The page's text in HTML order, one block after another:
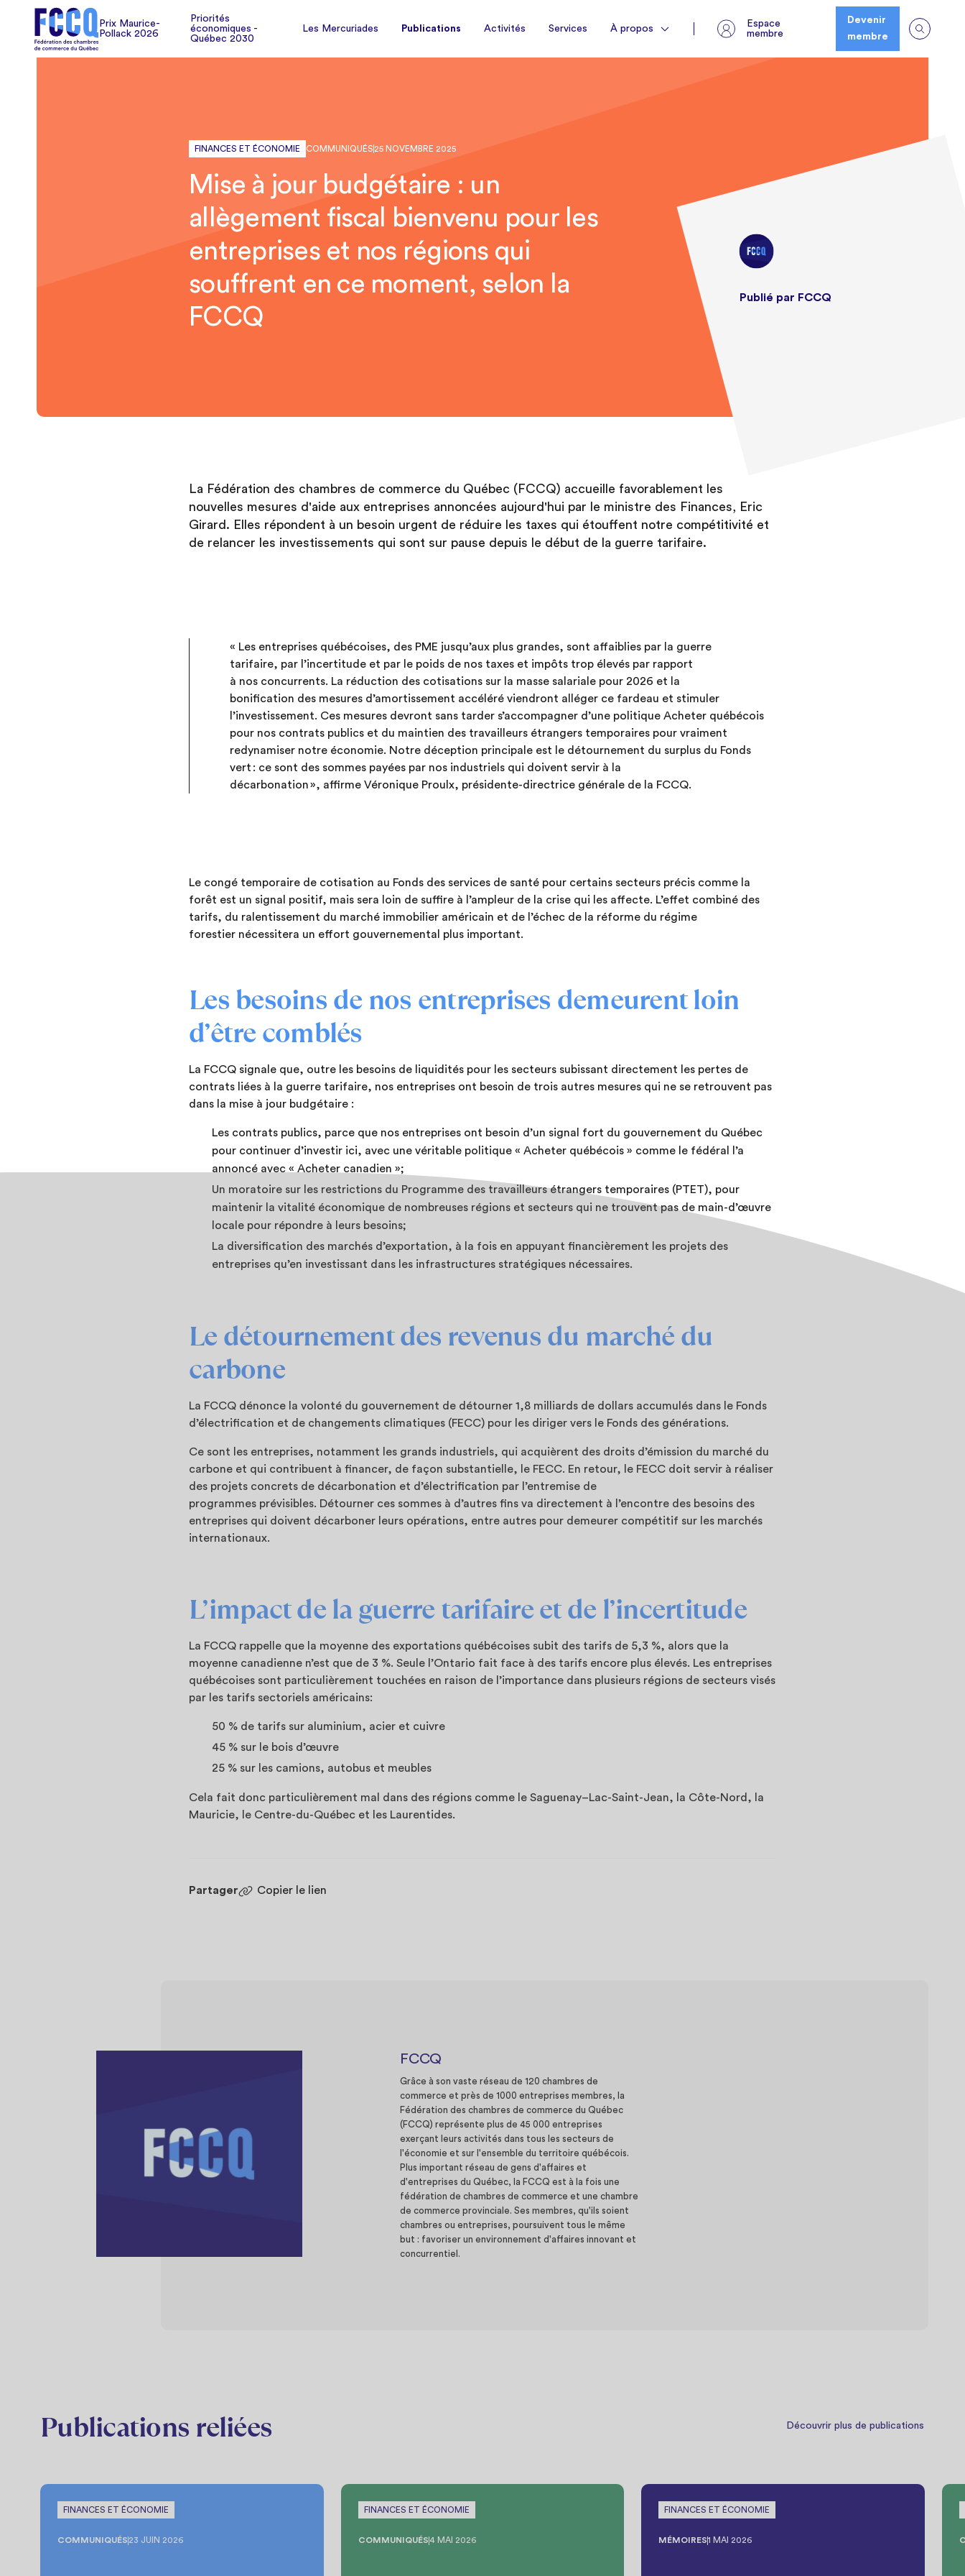
Prix Maurice-
Pollack 2026
Priorités
économiques -
Québec 2030
Les Mercuriades
Publications
Activités
Services
À propos
Espace
membre
Devenir
membre
FINANCES ET ÉCONOMIE COMMUNIQUÉS 25 NOVEMBRE 2025
Mise à jour budgétaire : un
allègement fiscal bienvenu pour les
entreprises et nos régions qui
souffrent en ce moment, selon la
FCCQ
Publié par FCCQ
La Fédération des chambres de commerce du Québec (FCCQ) accueille favorablement les
nouvelles mesures d'aide aux entreprises annoncées aujourd'hui par le ministre des Finances, Eric
Girard. Elles répondent à un besoin urgent de réduire les taxes qui étouffent notre compétitivité et
de relancer les investissements qui sont sur pause depuis le début de la guerre tarifaire.
« Les entreprises québécoises, des PME jusqu’aux plus grandes, sont affaiblies par la guerre
tarifaire, par l’incertitude et par le poids de nos taxes et impôts trop élevés par rapport
à nos concurrents. La réduction des cotisations sur la masse salariale pour 2026 et la
bonification des mesures d’amortissement accéléré viendront alléger ce fardeau et stimuler
l’investissement. Ces mesures devront sans tarder s’accompagner d’une politique Acheter québécois
pour nos contrats publics et du maintien des travailleurs étrangers temporaires pour vraiment
redynamiser notre économie. Notre déception principale est le détournement du surplus du Fonds
vert : ce sont des sommes payées par nos industriels qui doivent servir à la
décarbonation », affirme Véronique Proulx, présidente-directrice générale de la FCCQ.
Le congé temporaire de cotisation au Fonds des services de santé pour certains secteurs précis comme la
forêt est un signal positif, mais sera loin de suffire à l’ampleur de la crise qui les affecte. L’effet combiné des
tarifs, du ralentissement du marché immobilier américain et de l’échec de la réforme du régime
forestier nécessitera un effort gouvernemental plus important.
Les besoins de nos entreprises demeurent loin
d’être comblés
La FCCQ signale que, outre les besoins de liquidités pour les secteurs subissant directement les pertes de
contrats liées à la guerre tarifaire, nos entreprises ont besoin de trois autres mesures qui ne se retrouvent pas
dans la mise à jour budgétaire :
Les contrats publics, parce que nos entreprises ont besoin d’un signal fort du gouvernement du Québec
pour continuer d’investir ici, avec une véritable politique « Acheter québécois » comme le fédéral l’a
annoncé avec « Acheter canadien »;
Un moratoire sur les restrictions du Programme des travailleurs étrangers temporaires (PTET), pour
maintenir la vitalité économique de nombreuses régions et secteurs qui ne trouvent pas de main-d’œuvre
locale pour répondre à leurs besoins;
La diversification des marchés d’exportation, à la fois en appuyant financièrement les projets des
entreprises qu’en investissant dans les infrastructures stratégiques nécessaires.
Le détournement des revenus du marché du
carbone
La FCCQ dénonce la volonté du gouvernement de détourner 1,8 milliards de dollars accumulés dans le Fonds
d’électrification et de changements climatiques (FECC) pour les diriger vers le Fonds des générations.
Ce sont les entreprises, notamment les grands industriels, qui acquièrent des droits d’émission du marché du
carbone et qui contribuent à financer, de façon substantielle, le FECC. En retour, le FECC doit servir à réaliser
des projets concrets de décarbonation et d’électrification par l’entremise de
programmes prévisibles. Détourner ces sommes à d’autres fins va directement à l’encontre des besoins des
entreprises qui doivent décarboner leurs opérations, entre autres pour demeurer compétitif sur les marchés
internationaux.
L’impact de la guerre tarifaire et de l’incertitude
La FCCQ rappelle que la moyenne des exportations québécoises subit des tarifs de 5,3 %, alors que la
moyenne canadienne n’est que de 3 %. Seule l’Ontario fait face à des tarifs encore plus élevés. Les entreprises
québécoises sont particulièrement touchées en raison de l’importance dans plusieurs régions de secteurs visés
par les tarifs sectoriels américains:
50 % de tarifs sur aluminium, acier et cuivre
45 % sur le bois d’œuvre
25 % sur les camions, autobus et meubles
Cela fait donc particulièrement mal dans des régions comme le Saguenay–Lac-Saint-Jean, la Côte-Nord, la
Mauricie, le Centre-du-Québec et les Laurentides.
Partager Copier le lien
FCCQ
Grâce à son vaste réseau de 120 chambres de
commerce et près de 1000 entreprises membres, la
Fédération des chambres de commerce du Québec
(FCCQ) représente plus de 45 000 entreprises
exerçant leurs activités dans tous les secteurs de
l'économie et sur l'ensemble du territoire québécois.
Plus important réseau de gens d'affaires et
d'entreprises du Québec, la FCCQ est à la fois une
fédération de chambres de commerce et une chambre
de commerce provinciale. Ses membres, qu'ils soient
chambres ou entreprises, poursuivent tous le même
but : favoriser un environnement d'affaires innovant et
concurrentiel.
Publications reliées Découvrir plus de publications
FINANCES ET ÉCONOMIE
COMMUNIQUÉS 23 JUIN 2026
FINANCES ET ÉCONOMIE
COMMUNIQUÉS4 MAI 2026
FINANCES ET ÉCONOMIE
MÉMOIRES1 MAI 2026